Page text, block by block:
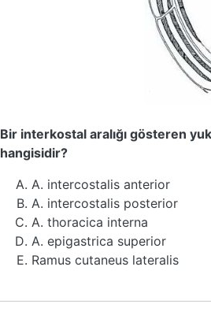
Bir interkostal aralığı gösteren
hangisidir?
A. intercostalis anterior
A. intercostalis posterior
A. thoracica interna
A. epigastrica superior
Ramus cutaneus lateralis